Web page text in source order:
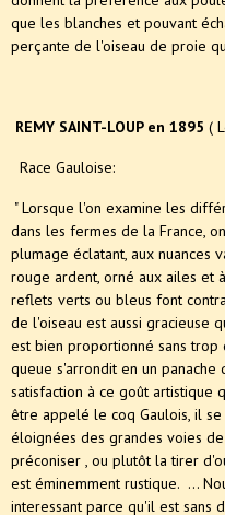
que les blanches et pouvant
perçante de l'oiseau de proie
REMY SAINT-LOUP en 1895 (
Race Gauloise:
" Lorsque l'on examine les
dans les fermes de la France,
plumage éclatant, aux nuances
rouge ardent, orné aux ailes et
reflets verts ou bleus font
de l'oiseau est aussi gracieuse
est bien proportionné sans trop
queue s'arrondit en un panache
satisfaction à ce goût artistique
être appelé le coq Gaulois, il
éloignées des grandes voies
préconiser , ou plutôt la tirer
est éminemment rustique. ...
interessant parce qu'il est sans